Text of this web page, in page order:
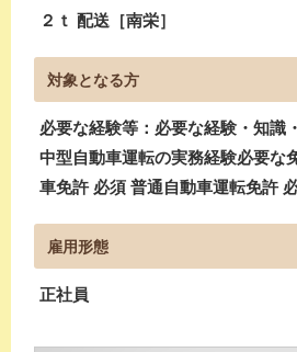
２ｔ 配送［南栄］
対象となる方
必要な経験等：必要な経験・知識
中型自動車運転の実務経験必要な
車免許 必須 普通自動車運転免許
雇用形態
正社員